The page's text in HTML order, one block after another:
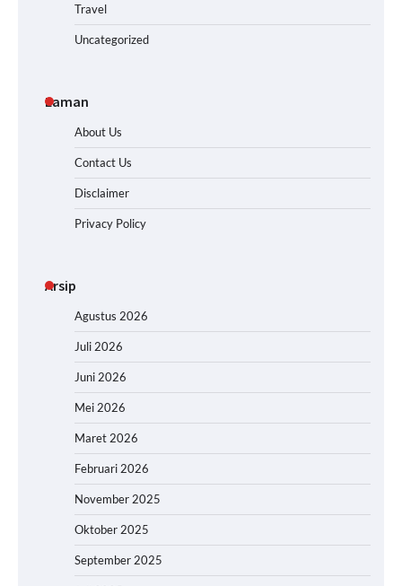
Travel
Uncategorized
Laman
About Us
Contact Us
Disclaimer
Privacy Policy
Arsip
Agustus 2026
Juli 2026
Juni 2026
Mei 2026
Maret 2026
Februari 2026
November 2025
Oktober 2025
September 2025